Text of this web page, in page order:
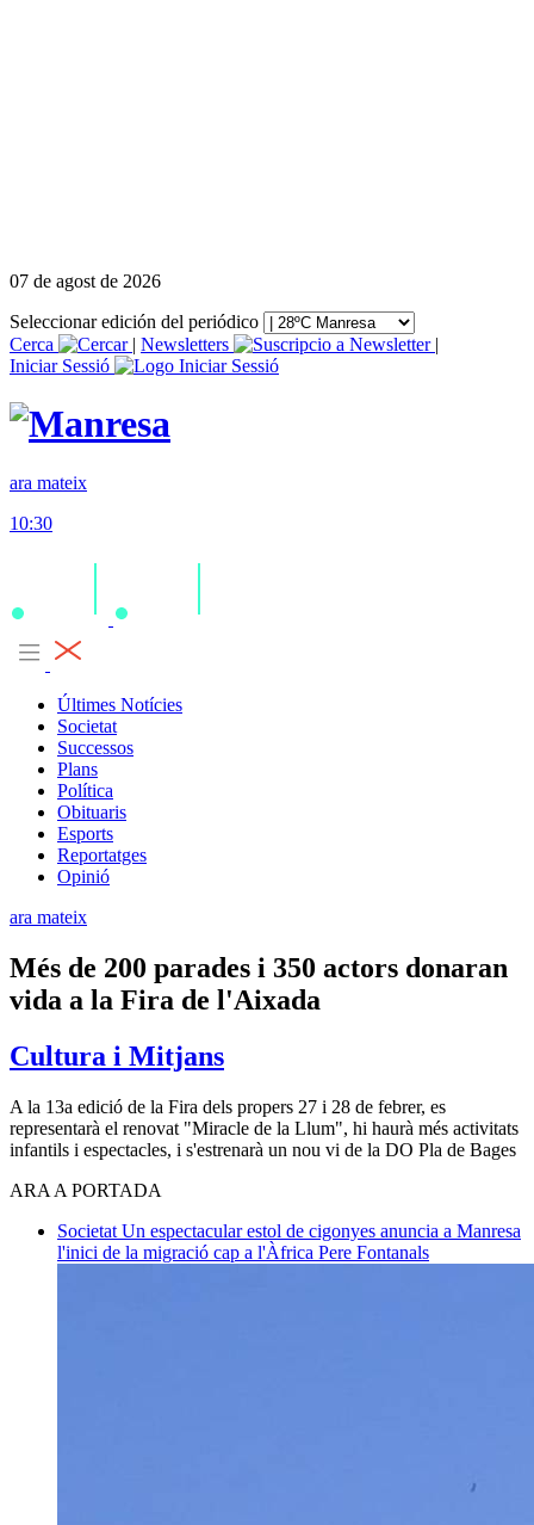
07 de agost de 2026
Seleccionar edición del periódico
Cerca
| Newsletters
|
Iniciar Sessió
ara mateix
10:30
Últimes Notícies
Societat
Successos
Plans
Política
Obituaris
Esports
Reportatges
Opinió
ara mateix
Més de 200 parades i 350 actors donaran
vida a la Fira de l'Aixada
Cultura i Mitjans
A la 13a edició de la Fira dels propers 27 i 28 de febrer, es
representarà el renovat "Miracle de la Llum", hi haurà més activitats
infantils i espectacles, i s'estrenarà un nou vi de la DO Pla de Bages
ARA A PORTADA
Societat Un espectacular estol de cigonyes anuncia a Manresa
l'inici de la migració cap a l'Àfrica Pere Fontanals